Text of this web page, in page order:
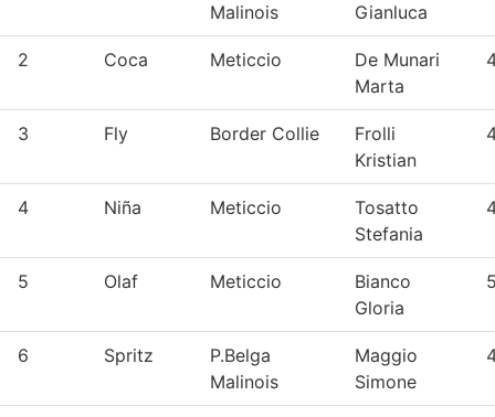
Malinois
Gianluca
2 Coca Meticcio
De Munari
Marta
3 Fly Border Collie
Frolli
Kristian
4 Niña Meticcio
Tosatto
Stefania
5 Olaf Meticcio
Bianco
Gloria
6 Spritz
P.Belga
Malinois
Maggio
Simone